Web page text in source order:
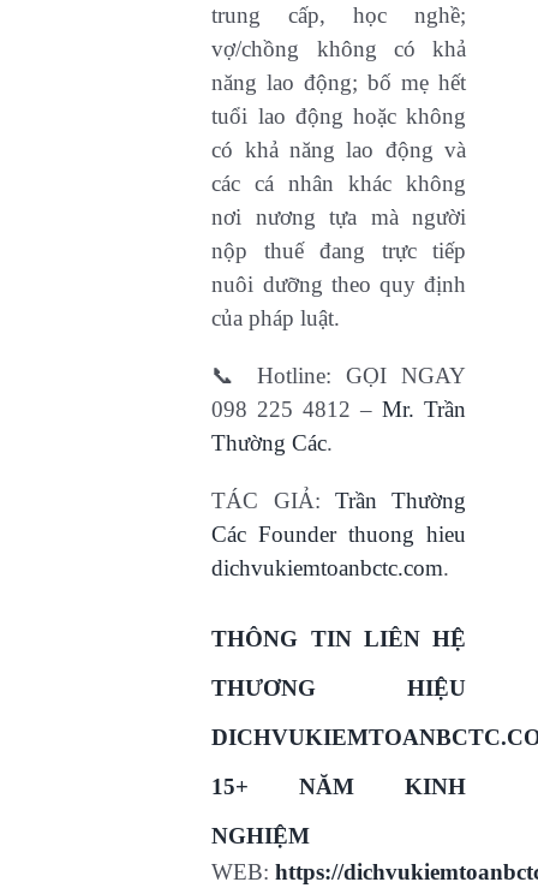
trung cấp, học nghề;
vợ/chồng không có khả
năng lao động; bố mẹ hết
tuổi lao động hoặc không
có khả năng lao động và
các cá nhân khác không
nơi nương tựa mà người
nộp thuế đang trực tiếp
nuôi dưỡng theo quy định
của pháp luật.
📞 Hotline: GỌI NGAY
098 225 4812 –Mr. Trần
Thường Các.
TÁC GIẢ: Trần Thường
Các Founder thuong hieu
dichvukiemtoanbctc.com.
THÔNG TIN LIÊN HỆ
THƯƠNG HIỆU
15+ NĂM KINH
NGHIỆM
WEB:https://